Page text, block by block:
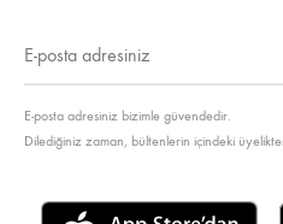
E-posta adresiniz bizimle güvendedir.
Dilediğiniz zaman, bültenlerin içindeki